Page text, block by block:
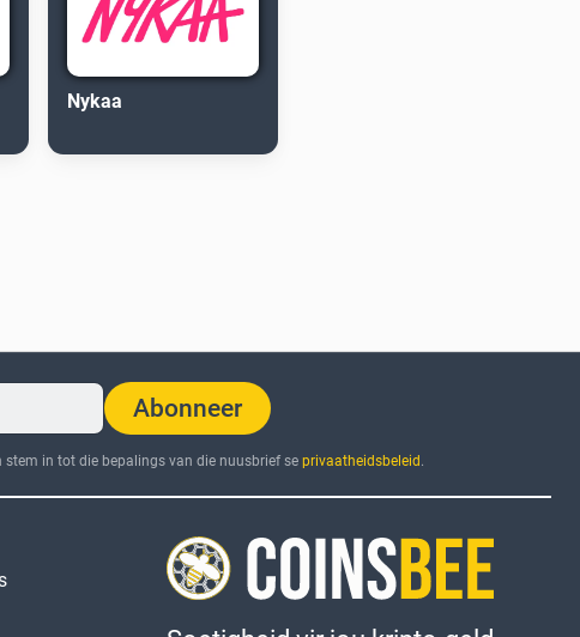
Nykaa
Abonneer
in tot die bepalings van die nuusbrief se privaatheidsbeleid .